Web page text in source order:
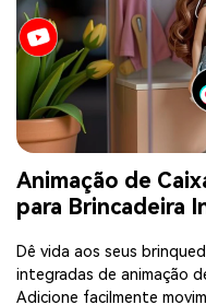
Animação de
para Brincadeira
Dê vida aos seus
integradas de animação
Adicione facilmente